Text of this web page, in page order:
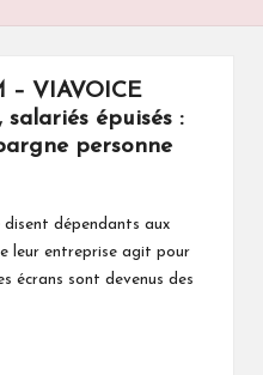
– VIAVOICE
épuisés :
personne
disent dépendants aux
leur entreprise agit pour
écrans sont devenus des